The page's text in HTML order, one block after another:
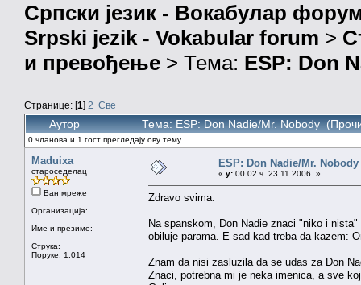
Српски језик - Вокабулар
Srpski jezik - Vokabular forum >
и превођење > Тема: ESP: Don
Странице: [1] 2 Све
Аутор Тема: ESP: Don Nadie/Mr. Nobody
0 чланова и 1 гост прегледају ову тему.
Maduixa
староседелац
Ван мреже
Организација:
Име и презиме:
Струка:
Поруке: 1.014
ESP: Don Nadie/Mr. Nobody
« у: 00.02 ч. 23.11.2006. »
Zdravo svima.
Na spanskom, Don Nadie znaci "niko i
obiluje parama. E sad kad treba da kazem:
Znam da nisi zasluzila da se udas za Don
Znaci, potrebna mi je neka imenica, a sve